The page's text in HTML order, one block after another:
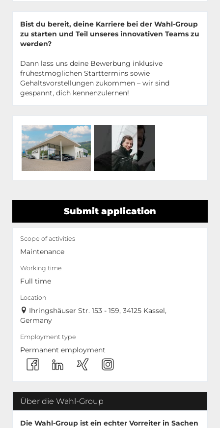
Bist du bereit, deine Karriere bei der Wahl-Group
zu starten und Teil unseres innovativen Teams zu
werden?
Dann lass uns deine Bewerbung inklusive
frühestmöglichen Starttermins sowie
Gehaltsvorstellungen zukommen – wir sind
gespannt, dich kennenzulernen!
Submit application
Scope of activities
Maintenance
Working time
Full time
Location
Ihringshäuser Str. 153 - 159, 34125 Kassel,
Germany
Employment type
Permanent employment
Über die Wahl-Group
Die Wahl-Group ist ein echter Vorreiter in Sachen